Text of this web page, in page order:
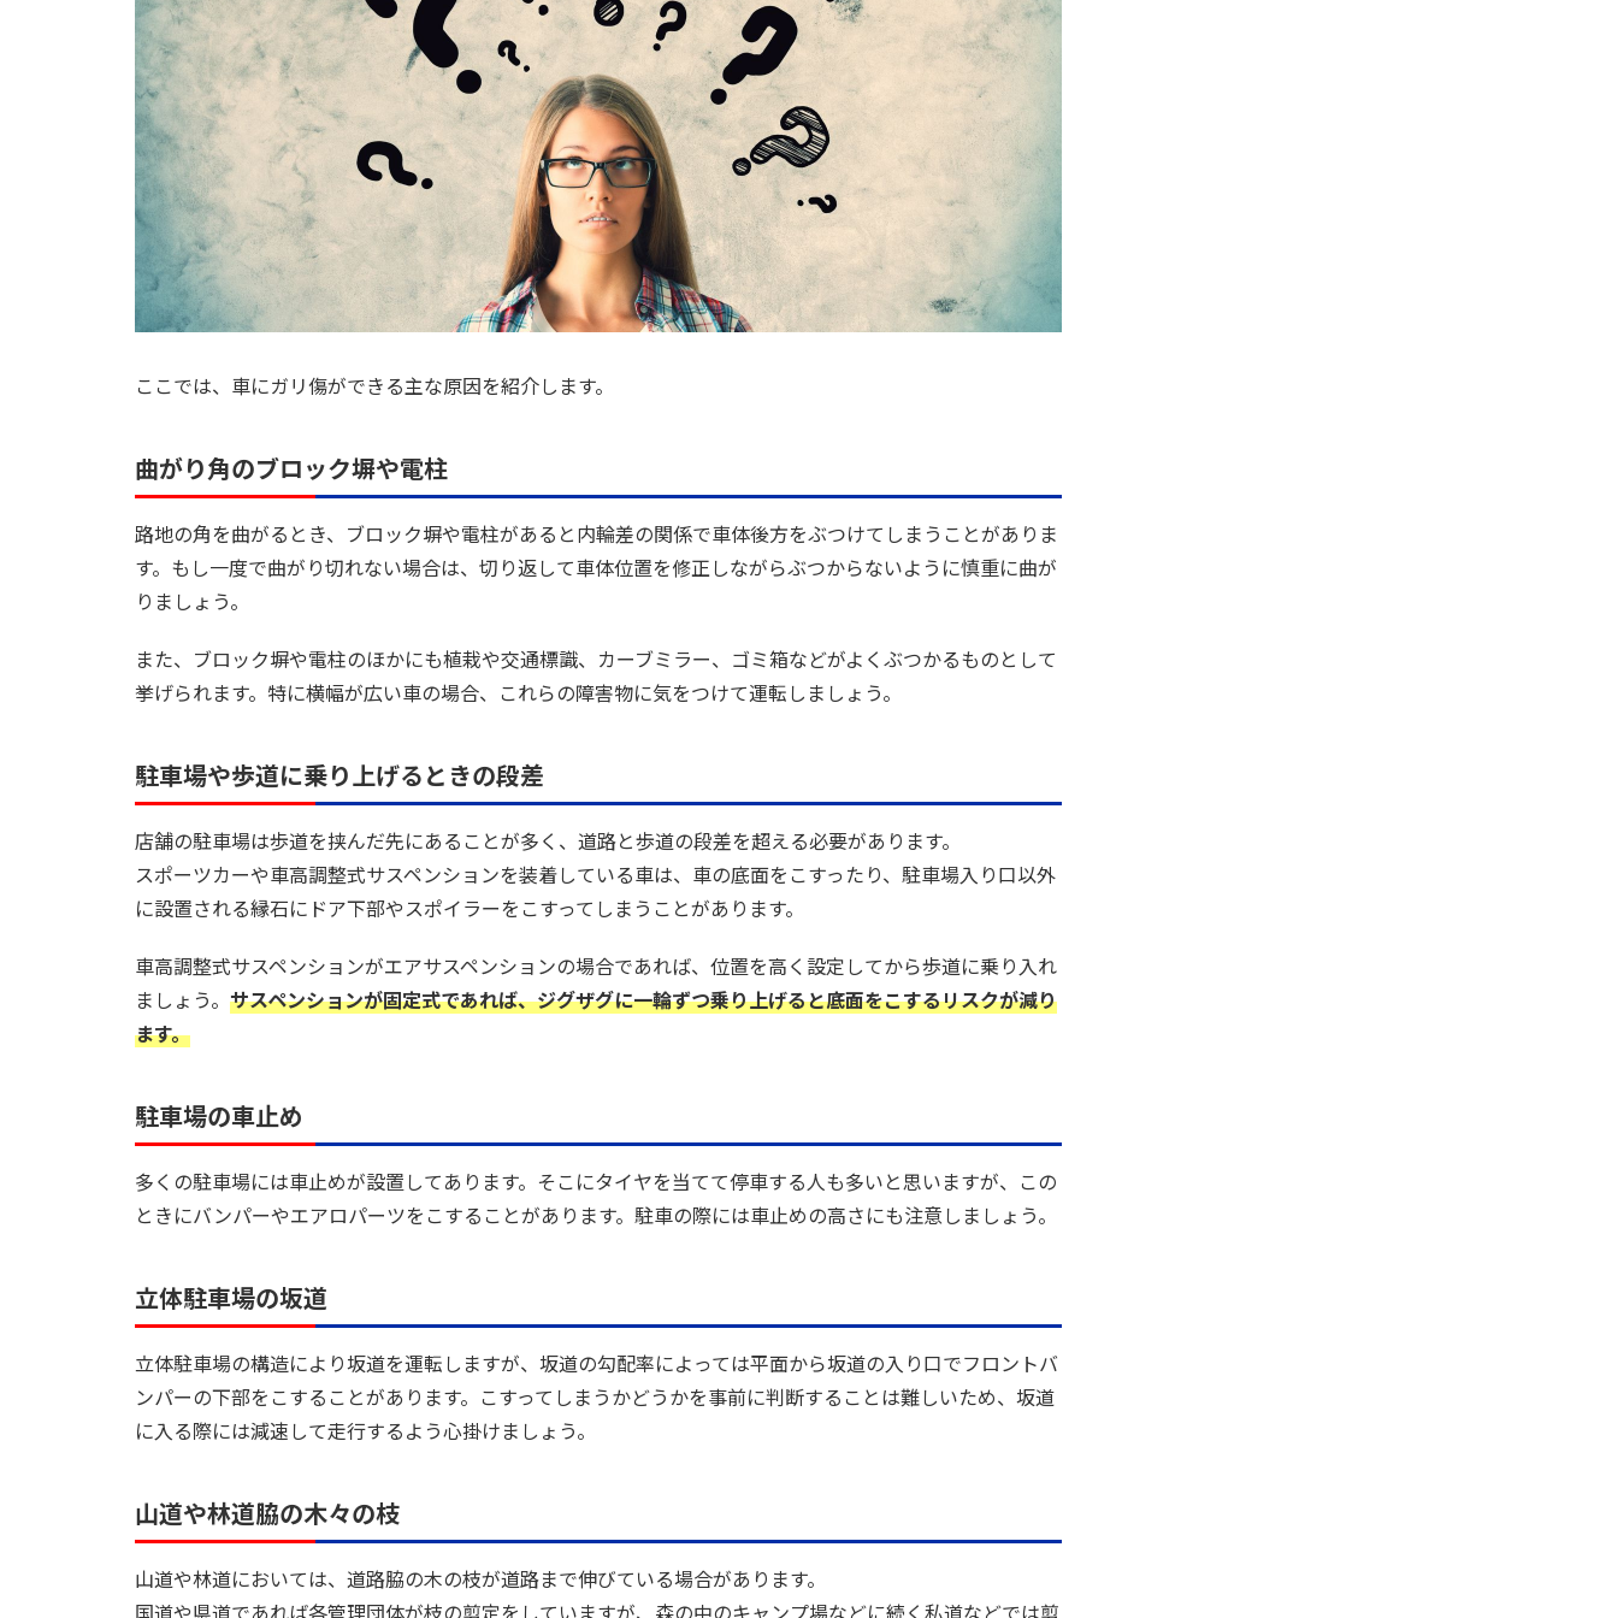
ここでは、車にガリ傷ができる主な原因を紹介します。
曲がり角のブロック塀や電柱
路地の角を曲がるとき、ブロック塀や電柱があると内輪差の関係で車体後方をぶつけてしまうことがありま
す。もし一度で曲がり切れない場合は、切り返して車体位置を修正しながらぶつからないように慎重に曲が
りましょう。
また、ブロック塀や電柱のほかにも植栽や交通標識、カーブミラー、ゴミ箱などがよくぶつかるものとして
挙げられます。特に横幅が広い車の場合、これらの障害物に気をつけて運転しましょう。
駐車場や歩道に乗り上げるときの段差
店舗の駐車場は歩道を挟んだ先にあることが多く、道路と歩道の段差を超える必要があります。
スポーツカーや車高調整式サスペンションを装着している車は、車の底面をこすったり、駐車場入り口以外
に設置される縁石にドア下部やスポイラーをこすってしまうことがあります。
車高調整式サスペンションがエアサスペンションの場合であれば、位置を高く設定してから歩道に乗り入れ
ましょう。 サスペンションが固定式であれば、ジグザグに一輪ずつ乗り上げると底面をこするリスクが減り
ます。
駐車場の車止め
多くの駐車場には車止めが設置してあります。そこにタイヤを当てて停車する人も多いと思いますが、この
ときにバンパーやエアロパーツをこすることがあります。駐車の際には車止めの高さにも注意しましょう。
立体駐車場の坂道
立体駐車場の構造により坂道を運転しますが、坂道の勾配率によっては平面から坂道の入り口でフロントバ
ンパーの下部をこすることがあります。こすってしまうかどうかを事前に判断することは難しいため、坂道
に入る際には減速して走行するよう心掛けましょう。
山道や林道脇の木々の枝
山道や林道においては、道路脇の木の枝が道路まで伸びている場合があります。
国道や県道であれば各管理団体が枝の剪定をしていますが、森の中のキャンプ場などに続く私道などでは剪